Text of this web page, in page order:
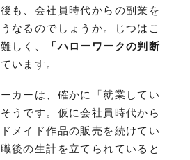
も、会社員時代からの副業を
なるのでしょうか。じつはこ
しく、
「ハローワークの判断
います。
カーは、確かに「就業してい
うです。仮に会社員時代から
メイド作品の販売を続けてい
後の生計を立てられていると